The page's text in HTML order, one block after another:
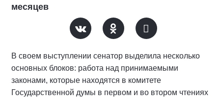
месяцев
В своем выступлении сенатор выделила несколько
основных блоков: работа над принимаемыми
законами, которые находятся в комитете
Государственной думы в первом и во втором чтениях